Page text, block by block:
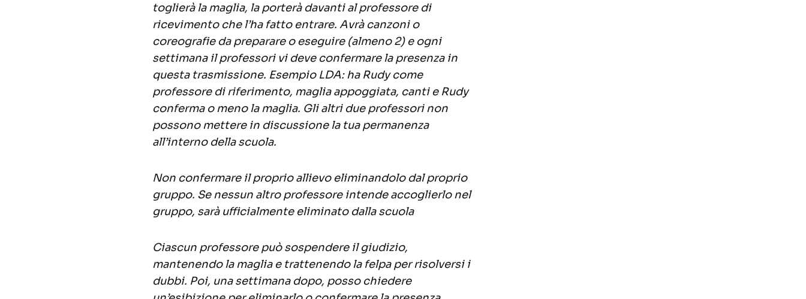
toglierà la maglia, la porterà davanti al professore di
ricevimento che l’ha fatto entrare. Avrà canzoni o
coreografie da preparare o eseguire (almeno 2) e ogni
settimana il professori vi deve confermare la presenza in
questa trasmissione. Esempio LDA: ha Rudy come
professore di riferimento, maglia appoggiata, canti e Rudy
conferma o meno la maglia. Gli altri due professori non
possono mettere in discussione la tua permanenza
all’interno della scuola.
Non confermare il proprio allievo eliminandolo dal proprio
gruppo. Se nessun altro professore intende accoglierlo nel
gruppo, sarà ufficialmente eliminato dalla scuola
Ciascun professore può sospendere il giudizio,
mantenendo la maglia e trattenendo la felpa per risolversi i
dubbi. Poi, una settimana dopo, posso chiedere